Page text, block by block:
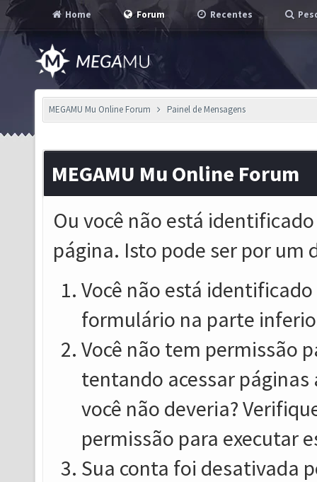
Home Forum Recentes
MEGAMU Mu Online Forum Painel de Mensagens
MEGAMU Mu Online Forum
Ou você não está
página. Isto pode ser por um
Você não está
formulário na parte
Você não tem permissão
tentando acessar
você não deveria?
permissão para executar
Sua conta foi desativada